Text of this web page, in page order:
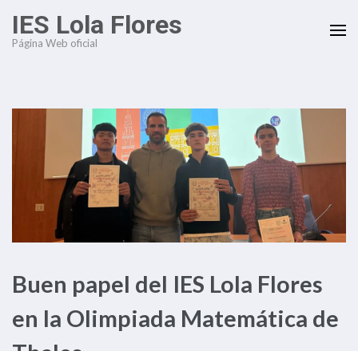
contenido
IES Lola Flores
Página Web oficial
Buen papel del IES Lola Flores
en la Olimpiada Matemática de